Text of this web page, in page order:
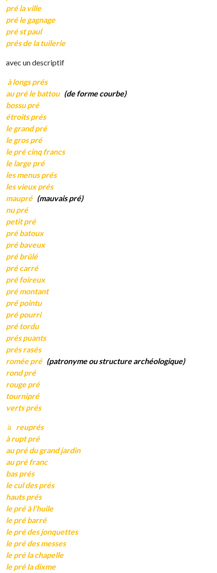
pré la ville
pré le gagnage
pré st paul
prés de la tuilerie
avec un descriptif
à longs prés
au pré le battou (de forme courbe)
bossu pré
étroits prés
le grand pré
le gros pré
le pré cinq francs
le large pré
les menus prés
les vieux prés
maupré (mauvais pré)
nu pré
petit pré
pré batoux
pré baveux
pré brûlé
pré carré
pré foireux
pré montant
pré pointu
pré pourri
pré tordu
prés puants
prés rasés
romée pré (patronyme ou structure archéologique)
rond pré
rouge pré
tournipré
verts prés
à reuprés
à rupt pré
au pré du grand jardin
au pré franc
bas prés
le cul des prés
hauts prés
le pré à l’huile
le pré barré
le pré des jonquettes
le pré des messes
le pré la chapelle
le pré la dixme